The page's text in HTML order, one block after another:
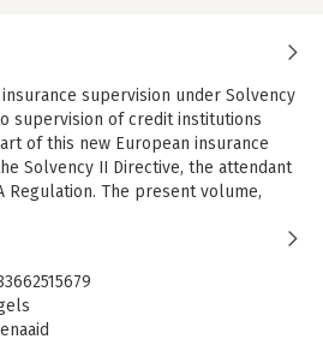
supervision under Solvency
supervision of credit institutions
of this new European insurance
Solvency II Directive, the attendant
Regulation. The present volume,
and the associated three
standpoint.